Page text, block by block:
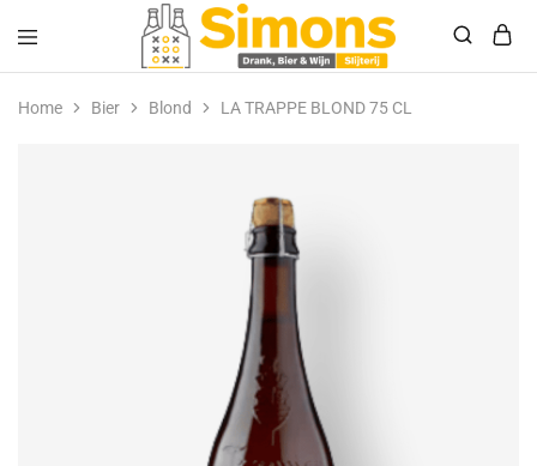
Simonsdrank.nl
Drank,
Bier
&
Home Bier Blond LA TRAPPE BLOND 75 CL